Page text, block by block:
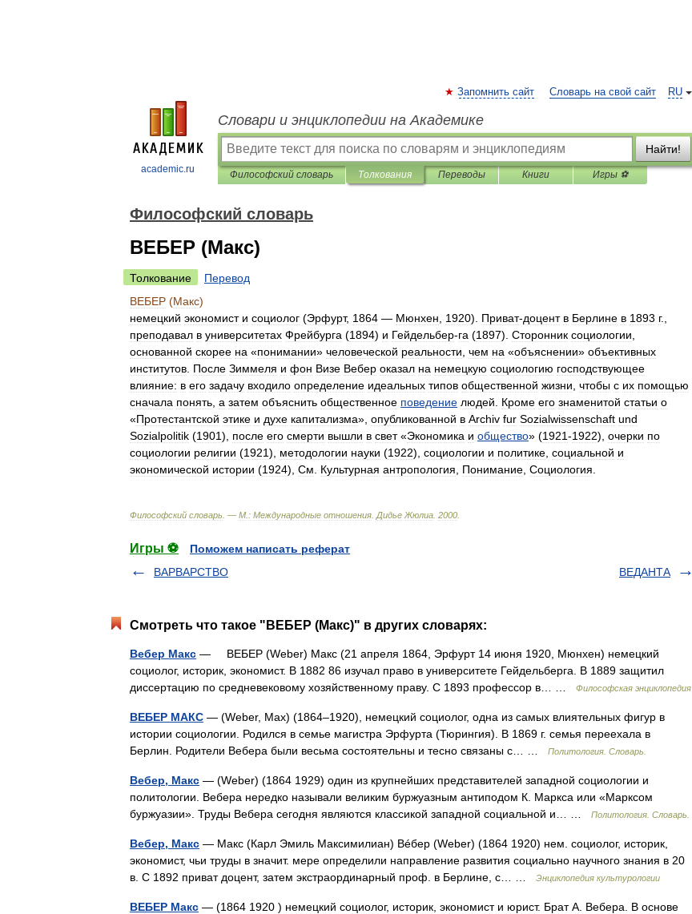
academic.ru
RU
Запомнить сайт Словарь на свой сайт
Словари и энциклопедии на Академике
Найти!
Философский словарь Толкования Переводы Книги Игры ⚽
Философский словарь
ВЕБЕР (Макс)
Толкование
Перевод
ВЕБЕР (Макс)
немецкий экономист и социолог (Эрфурт, 1864 — Мюнхен 1920). Приват-доцент в Берлине в 1893 г.,
преподавал в университетах Фрейбурга (1894) и Гейдельбер-га (1897). Сторонник социологии
основанной скорее на «понимании» человеческой реальности чем на «объяснении» объективных
институтов После Зиммеля и фон Визе Вебер оказал на немецкую социологию господствующее
влияние: в его задачу входило определение идеальных типов общественной жизни чтобы с их помощью
сначала понять а затем объяснить общественное поведение людей Кроме его знаменитой статьи о
«Протестантской этике и духе капитализма», опубликованной в Archiv fur Sozialwissenschaft und
Sozialpolitik (1901), после его смерти вышли в свет«Экономика и общество» (1921-1922), очерки по
социологии религии (1921), методологии науки (1922), социологии и политике социальной и
экономической истории (1924), См Культурная антропология Понимание Социология
Философский словарь . — М : Международные отношения Дидье Жюлиа 2000
Игры ⚽
Поможем написать реферат
ВАРВАРСТВО
ВЕДАНТА
Смотреть что такое "ВЕБЕР (Макс)" в других словарях:
Вебер Макс — ВЕБЕР (Weber) Макс (21 апреля 1864, Эрфурт 14 июня 1920, Мюнхен) немецкий
социолог, историк, экономист. В 1882 86 изучал право в университете Гейдельберга. В 1889 защитил
диссертацию по средневековому хозяйственному праву. С 1893 профессор в… …
Философская энциклопедия
ВЕБЕР МАКС — (Weber, Max) (1864–1920), немецкий социолог, одна из самых влиятельных фигур в
истории социологии. Родился в семье магистра Эрфурта (Тюрингия). В 1869 г. семья переехала в
Берлин. Родители Вебера были весьма состоятельны и тесно связаны с… …
Политология. Словарь.
Вебер, Макс — (Weber) (1864 1929) один из крупнейших представителей западной социологии и
политологии. Вебера нередко называли великим буржуазным антиподом К. Маркса или «Марксом
буржуазии». Труды Вебера сегодня являются классикой западной социальной и… …
Политология. Словарь.
Вебер, Макс — Макс (Карл Эмиль Максимилиан) Вéбер (Weber) (1864 1920) нем. социолог, историк,
экономист, чьи труды в значит. мере определили направление развития социально научного знания в 20
в. С 1892 приват доцент, затем экстраординарный проф. в Берлине, с… …
Энциклопедия культурологии
ВЕБЕР Макс — (1864 1920 ) немецкий социолог, историк, экономист и юрист. Брат А. Вебера. В основе